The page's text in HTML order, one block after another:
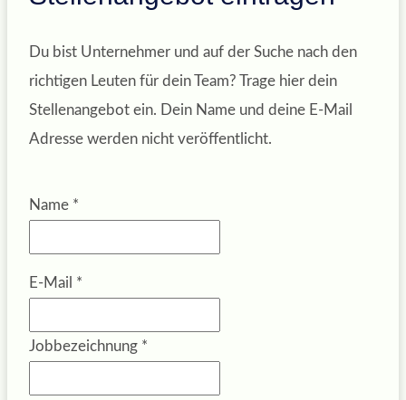
Du bist Unternehmer und auf der Suche nach den
richtigen Leuten für dein Team? Trage hier dein
Stellenangebot ein. Dein Name und deine E-Mail
Adresse werden nicht veröffentlicht.
Name *
E-Mail *
Jobbezeichnung *